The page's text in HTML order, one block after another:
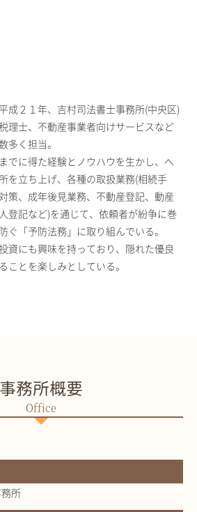
成２１年、吉村司法書士事務所(中央区)
理士、不動産事業者向けサービスなど
多く担当。
でに得た経験とノウハウを生かし、へ
を立ち上げ、各種の取扱業務(相続手
策、成年後見業務、不動産登記、動産
登記など)を通じて、依頼者が紛争に巻
ぐ「予防法務」に取り組んでいる。
資にも興味を持っており、隠れた優良
ことを楽しみとしている。
事務所概要
所